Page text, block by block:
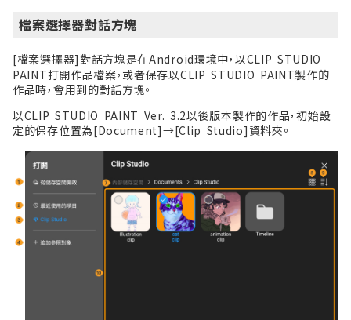
檔案選擇器對話方塊
[檔案選擇器]對話方塊是在Android環境中，以CLIP STUDIO
PAINT打開作品檔案，或者保存以CLIP STUDIO PAINT製作的
作品時，會用到的對話方塊。
以CLIP STUDIO PAINT Ver. 3.2以後版本製作的作品，初始設
定的保存位置為[Document]→[Clip Studio]資料夾。